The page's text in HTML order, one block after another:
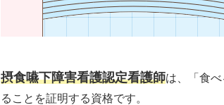
摂食嚥下障害看護認定看護師は、「食
ることを証明する資格です。